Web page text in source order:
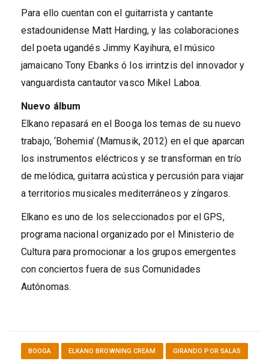
Para ello cuentan con el guitarrista y cantante
estadounidense Matt Harding, y las colaboraciones
del poeta ugandés Jimmy Kayihura, el músico
jamaicano Tony Ebanks ó los irrintzis del innovador y
vanguardista cantautor vasco Mikel Laboa.
Nuevo álbum
Elkano repasará en el Booga los temas de su nuevo
trabajo, ‘Bohemia’ (Mamusik, 2012) en el que aparcan
los instrumentos eléctricos y se transforman en trío
de melódica, guitarra acústica y percusión para viajar
a territorios musicales mediterráneos y zíngaros.
Elkano es uno de los seleccionados por el GPS,
programa nacional organizado por el Ministerio de
Cultura para promocionar a los grupos emergentes
con conciertos fuera de sus Comunidades
Autónomas.
BOOGA ELKANO BROWNING CREAM GIRANDO POR SALAS